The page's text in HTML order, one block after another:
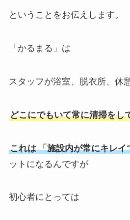
ということをお伝えします。
「かるまる」は
スタッフが浴室、脱衣所、休
どこにでもいて常に清掃をし
これは 「施設内が常にキレイ
ットになるんですが
初心者にとっては